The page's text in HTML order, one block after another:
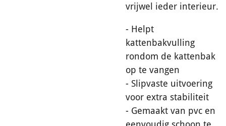
vrijwel ieder interieur.
- Helpt
kattenbakvulling
rondom de kattenbak
op te vangen
- Slipvaste uitvoering
voor extra stabiliteit
- Gemaakt van pvc en